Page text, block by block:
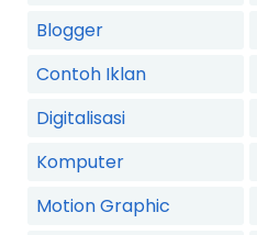
Blogger
Contoh Iklan
Digitalisasi
Komputer
Motion Graphic